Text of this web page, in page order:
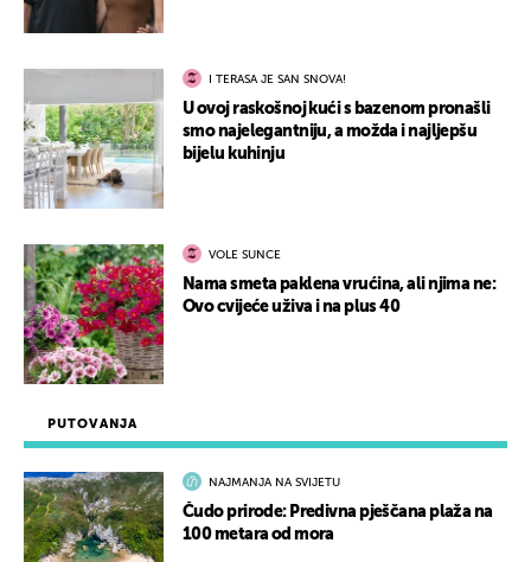
PUTOVANJA
NAJMANJA NA SVIJETU
Čudo prirode: Predivna pješčana plaža na
100 metara od mora
I TERASA JE SAN SNOVA!
U ovoj raskošnoj kući s bazenom pronašli
smo najelegantniju, a možda i najljepšu
bijelu kuhinju
VOLE SUNCE
Nama smeta paklena vrućina, ali njima ne:
Ovo cvijeće uživa i na plus 40